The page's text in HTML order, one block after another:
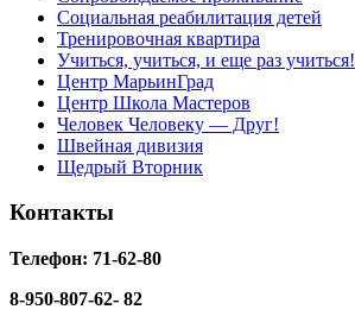
Социальная реабилитация детей
Тренировочная квартира
Учиться, учиться, и еще раз учиться!
Центр МарьинГрад
Центр Школа Мастеров
Человек Человеку — Друг!
Швейная дивизия
Щедрый Вторник
Контакты
Телефон: 71-62-80
8-950-807-62- 82